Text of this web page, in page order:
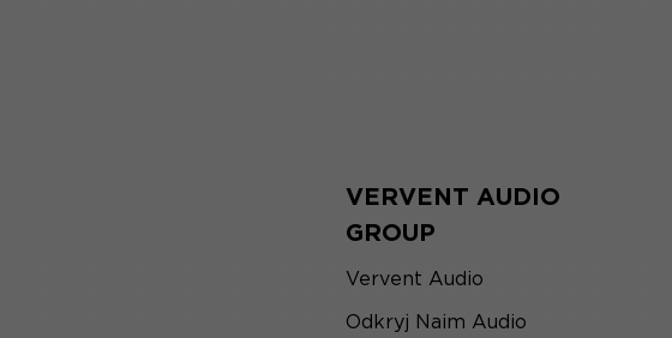
VERVENT AUDIO
GROUP
Vervent Audio
Odkryj Naim Audio